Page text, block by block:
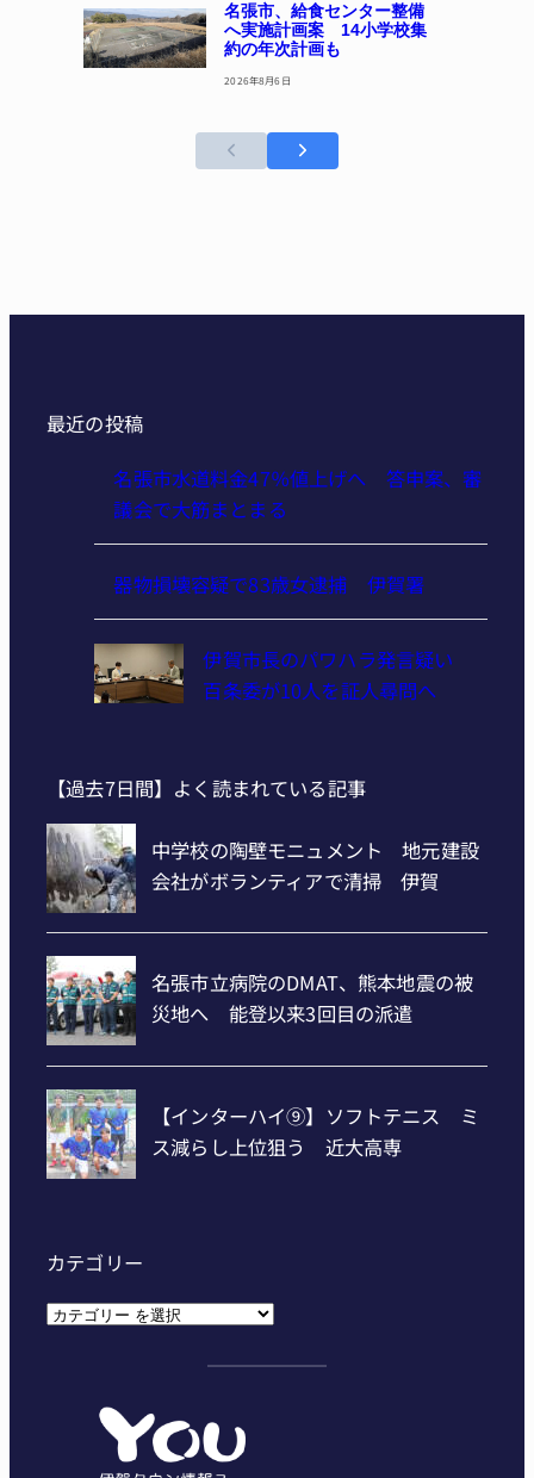
名張市、給食センター整備
へ実施計画案 14小学校集
約の年次計画も
2026年8月6日
最近の投稿
名張市水道料金47％値上げへ 答申案、審
議会で大筋まとまる
器物損壊容疑で83歳女逮捕 伊賀署
伊賀市長のパワハラ発言疑い
百条委が10人を証人尋問へ
【過去7日間】よく読まれている記事
カテゴリー
カ